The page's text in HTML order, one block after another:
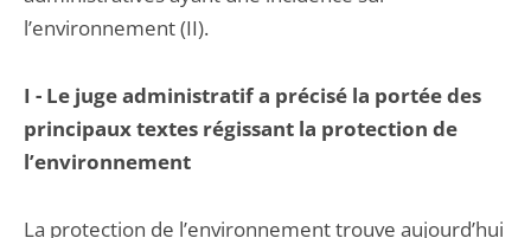
l’environnement (II).
I - Le juge administratif a précisé la portée des
principaux textes régissant la protection de
l’environnement
La protection de l’environnement trouve aujourd’hui